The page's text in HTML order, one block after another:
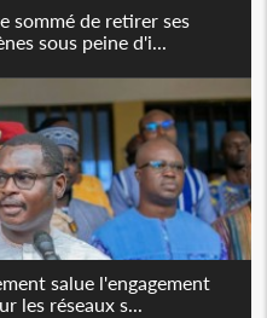
sommé de retirer ses
sous peine d'i...
salue l'engagement
les réseaux s...